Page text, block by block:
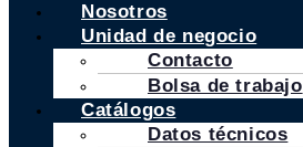
Nosotros
Unidad de negocio
Contacto
Bolsa de trabajo
Catálogos
Datos técnicos